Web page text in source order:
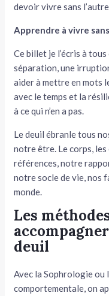
devoir vivre sans
Apprendre à vivre
Ce billet je l’écris à
séparation, une
aider à mettre en mots
avec le temps et la
à ce qui n’en a pas.
Le deuil ébranle tous
notre être. Le corps,
références, notre
notre socle de vie, nos
monde.
Les
deuil
Avec la Sophrologie ou
comportementale, on